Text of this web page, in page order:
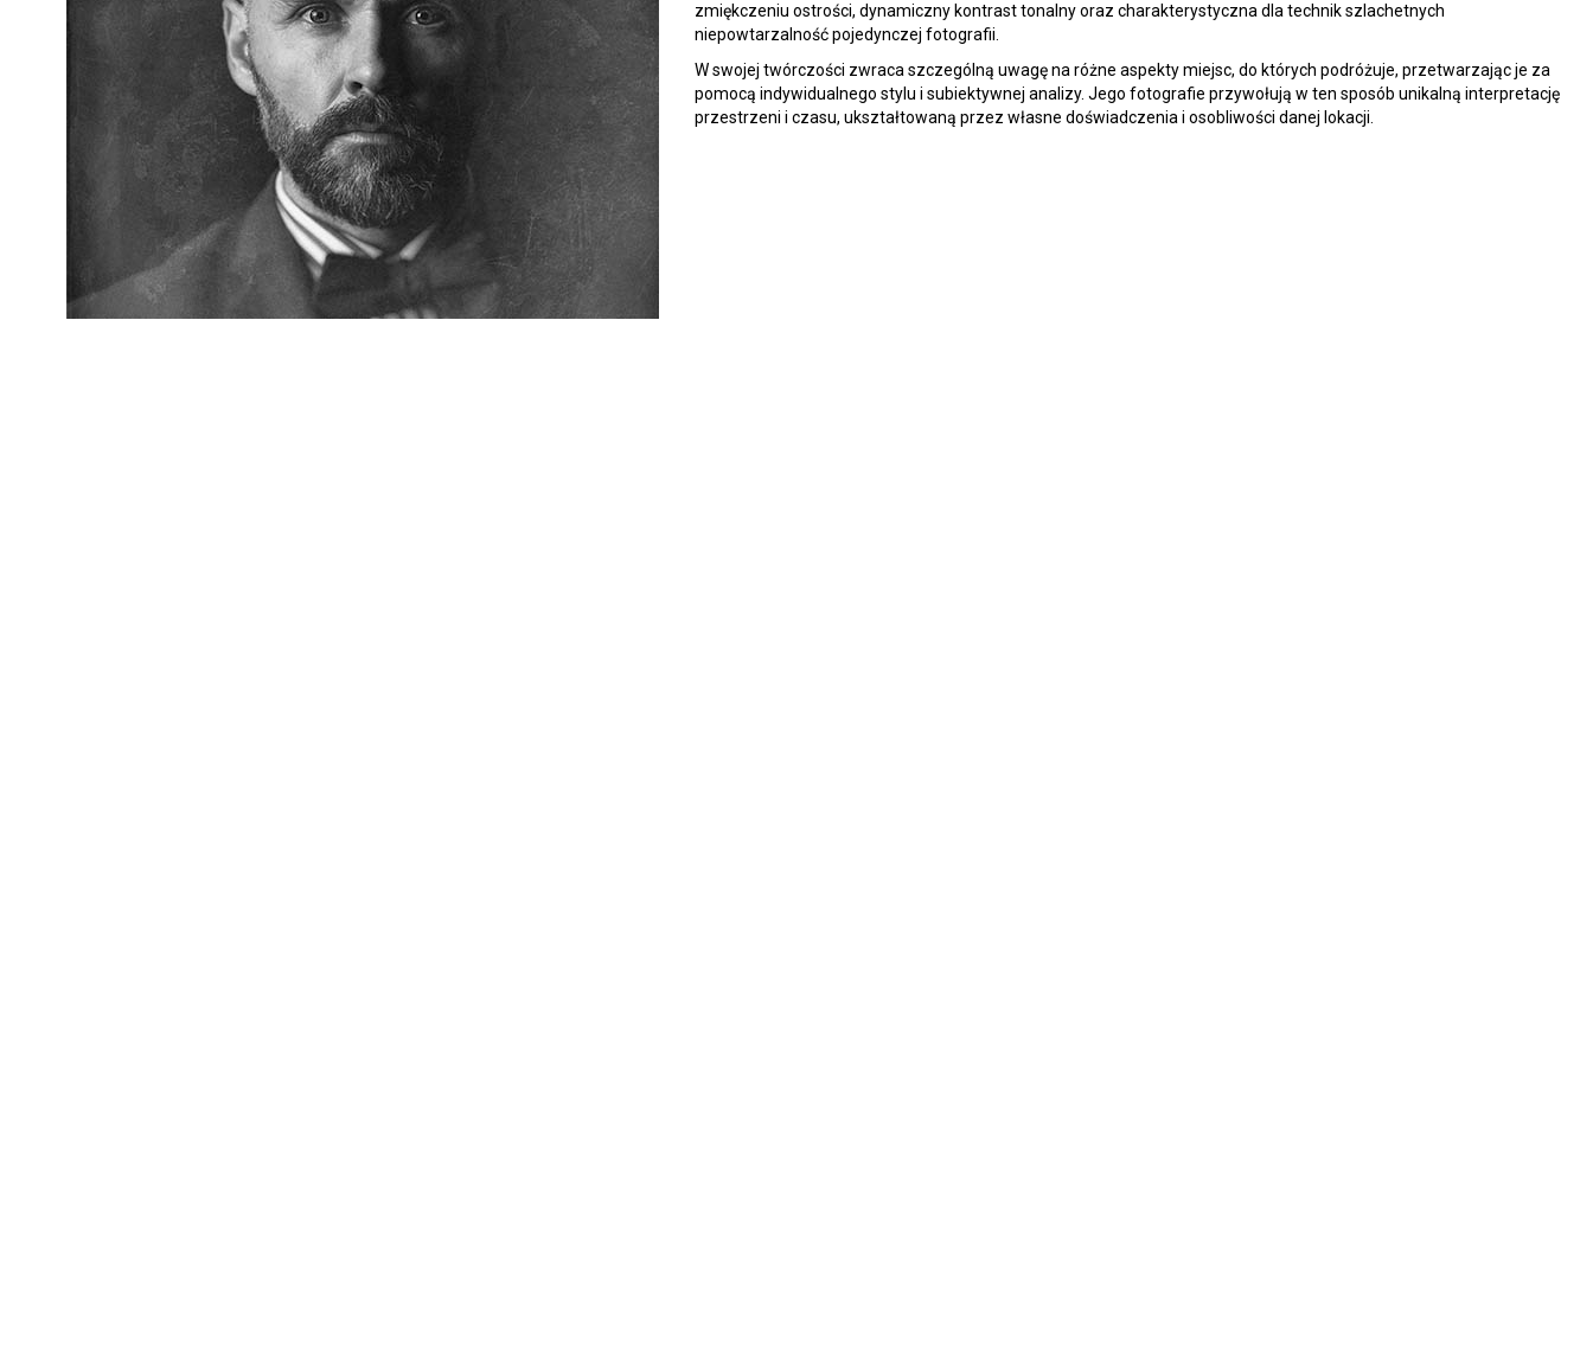
zmiękczeniu ostrości, dynamiczny kontrast tonalny oraz charakterystyczna dla technik szlachetnych
niepowtarzalność pojedynczej fotografii.
W swojej twórczości zwraca szczególną uwagę na różne aspekty miejsc, do których podróżuje, przetwarzając je za
pomocą indywidualnego stylu i subiektywnej analizy. Jego fotografie przywołują w ten sposób unikalną interpretację
przestrzeni i czasu, ukształtowaną przez własne doświadczenia i osobliwości danej lokacji.